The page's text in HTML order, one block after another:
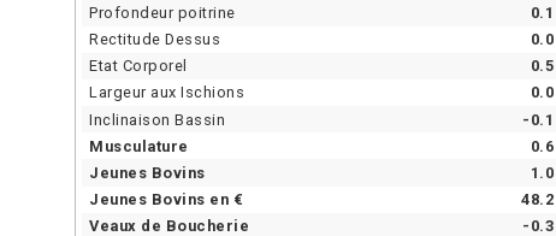
Profondeur poitrine
0.1
Rectitude Dessus
0.0
Etat Corporel
0.5
Largeur aux Ischions
0.0
Inclinaison Bassin
-0.1
Musculature
0.6
Jeunes Bovins
1.0
Jeunes Bovins en €
48.2
Veaux de Boucherie
-0.3